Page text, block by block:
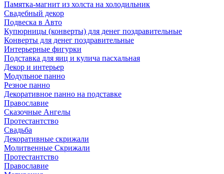
Памятка-магнит из холста на холодильник
Свадебный декор
Подвеска в Авто
Купюрницы (конверты) для денег поздравительные
Конверты для денег поздравительные
Интерьерные фигурки
Подставка для яиц и кулича пасхальная
Декор и интерьер
Модульное панно
Резное панно
Декоративное панно на подставке
Православие
Сказочные Ангелы
Протестантство
Свадьба
Декоративные скрижали
Молитвенные Скрижали
Протестантство
Православие